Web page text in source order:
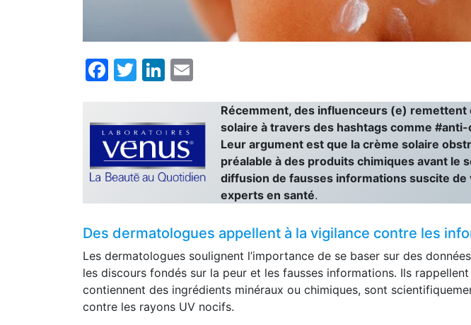
Facebook
TwitterLinkedIn
Récemment, des influenceurs (e) remettent
solaire à travers des hashtags comme
Leur argument est que la crème solaire
préalable à des produits chimiques avant le
diffusion de fausses informations suscite
experts en santé.
Des dermatologues appellent à la vigilance contre les
Les dermatologues soulignent l’importance de se baser sur des
les discours fondés sur la peur et les fausses informations. Ils rappellent
contiennent des ingrédients minéraux ou chimiques, sont
contre les rayons UV nocifs.